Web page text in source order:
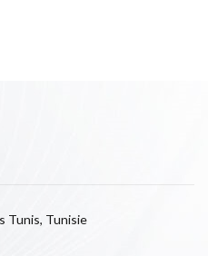
Tunis, Tunisie